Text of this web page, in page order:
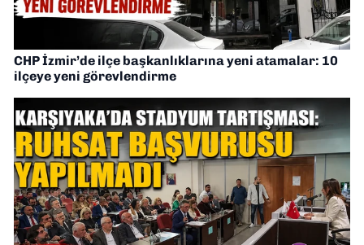
CHP İzmir’de ilçe başkanlıklarına yeni atamalar: 10
ilçeye yeni görevlendirme